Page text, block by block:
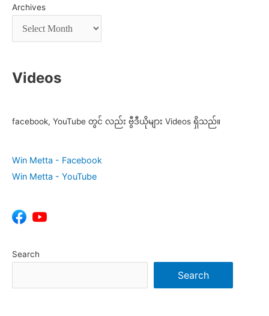
Archives
Videos
facebook, YouTube တွင် လည်း ဗွီဒီယိုများ Videos ရှိသည်။
Win Metta - Facebook
Win Metta - YouTube
Search
Search